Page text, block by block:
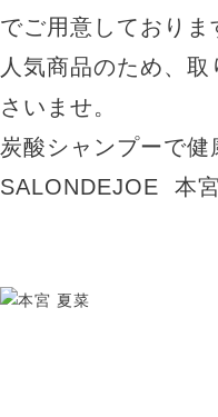
でご用意しておりま
人気商品のため、
さいませ。
炭酸シャンプーで
SALONDEJOE 本